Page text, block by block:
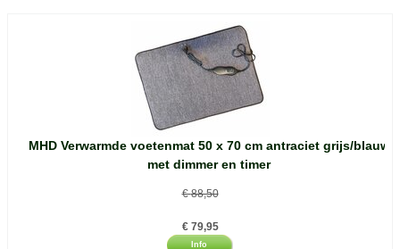
MHD Verwarmde voetenmat 50 x 70 cm antraciet grijs/blauw
met dimmer en timer
€88,50
€ 79,95
Info